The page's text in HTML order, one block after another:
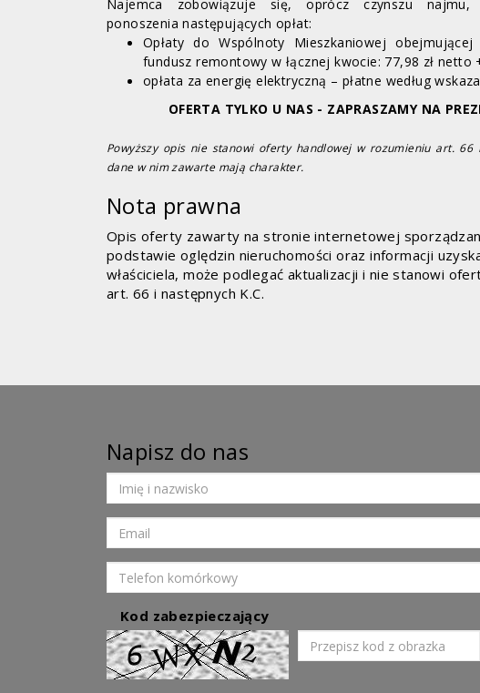
Najemca zobowiązuje się, oprócz czynszu najmu,
ponoszenia następujących opłat:
Opłaty do Wspólnoty Mieszkaniowej
fundusz remontowy w łącznej kwocie: 77,98 zł netto
opłata za energię elektryczną – płatne według
OFERTA TYLKO U NAS - ZAPRASZAMY NA
Powyższy opis nie stanowi oferty handlowej w rozumieniu art. 66
dane w nim zawarte mają charakter.
Nota prawna
Opis oferty zawarty na stronie internetowej
podstawie oględzin nieruchomości oraz informacji
właściciela, może podlegać aktualizacji i nie stanowi
art. 66 i następnych K.C.
Napisz do nas
Kod zabezpieczający